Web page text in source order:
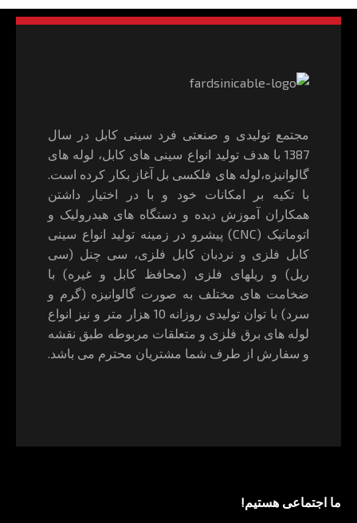
مجتمع تولیدی و صنعتی فرد سینی کابل در سال
1387 با هدف تولید انواع سینی های کابل، لوله های
گالوانیزه،لوله های فلکسی بل آغاز بکار کرده است.
با تکیه بر امکانات خود و با در اختیار داشتن
همکاران آموزش دیده و دستگاه های هیدرولیک و
اتوماتیک (CNC) پیشرو در زمینه تولید انواع سینی
کابل فلزی و نردبان کابل فلزی، سی چنل (سی
ریل) و ریلهای فلزی (محافظ کابل و غیره) با
ضخامت های مختلف به صورت گالوانیزه (گرم و
سرد) با توان تولیدی روزانه 10 هزار متر و نیز انواع
لوله های برق فلزی و متعلقات مربوطه طبق نقشه
و سفارش از طرف شما مشتریان محترم می باشد.
ما اجتماعی هستیم!